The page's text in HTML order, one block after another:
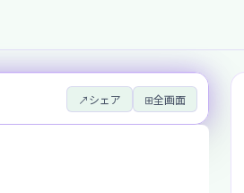
↗シェア ⊞全画面